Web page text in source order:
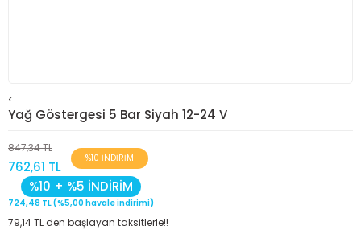
<
Yağ Göstergesi 5 Bar Siyah 12-24 V
847,34 TL
762,61 TL
%10 İNDİRİM
%10 + %5 İNDİRİM
724,48 TL (%5,00 havale indirimi)
79,14 TL den başlayan taksitlerle!!